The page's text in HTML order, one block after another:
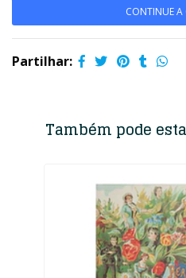
CONTINUE A
Partilhar:
Também pode